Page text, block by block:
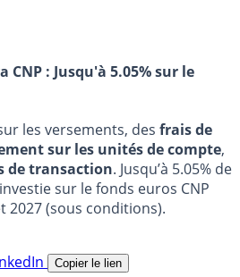
CNP : Jusqu'à 5.05% sur le
les versements, des frais de
sur les unités de compte,
de transaction. Jusqu’à 5.05% de
sur le fonds euros CNP
2027 (sous conditions).
Copier le lien